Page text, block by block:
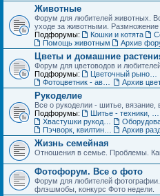
Животные
Форум для любителей животных.
уходе за животными. Размножение
Подфорумы:
Кошки и котята
Помощь животным
Цветы и домашние
Форум для цветоводов и
Подфорумы:
Рукоделие
Все о рукоделии - шитье, вязание,
Подфорумы:
Жизнь семейная
Отношения в семье. Проблемы.
Фотофорум. Все о фото
Форум для любителей
флэшмобы, конкурс Фото недели.